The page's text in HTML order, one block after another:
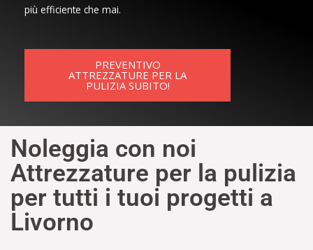
più efficiente che mai.
PREVENTIVO
ATTREZZATURE PER LA
PULIZIA SUBITO!
Noleggia con noi
Attrezzature per la pulizia
per tutti i tuoi progetti a
Livorno